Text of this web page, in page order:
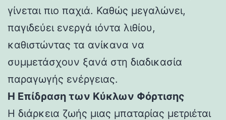
γίνεται πιο παχιά. Καθώς μεγαλώνει,
παγιδεύει ενεργά ιόντα λιθίου,
καθιστώντας τα ανίκανα να
συμμετάσχουν ξανά στη διαδικασία
παραγωγής ενέργειας.
Η Επίδραση των Κύκλων Φόρτισης
Η διάρκεια ζωής μιας μπαταρίας μετριέται